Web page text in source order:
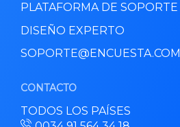
PLATAFORMA DE SOPORTE
DISEÑO EXPERTO
SOPORTE@ENCUESTA.COM
CONTACTO
TODOS LOS PAÍSES